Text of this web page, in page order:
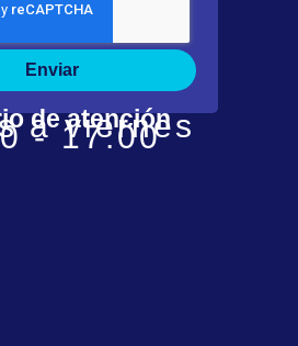
Enviar
de atención
a viernes
- 17:00